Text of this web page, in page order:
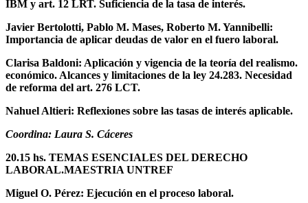
IBM y art. 12 LRT. Suficiencia de la tasa de interés.
Javier Bertolotti, Pablo M. Mases, Roberto M. Yannibelli:
Importancia de aplicar deudas de valor en el fuero laboral.
Clarisa Baldoni: Aplicación y vigencia de la teoría del realismo.
económico. Alcances y limitaciones de la ley 24.283. Necesidad
de reforma del art. 276 LCT.
Nahuel Altieri: Reflexiones sobre las tasas de interés aplicable.
Coordina: Laura S. Cáceres
20.15 hs. TEMAS ESENCIALES DEL DERECHO
LABORAL.MAESTRIA UNTREF
Miguel O. Pérez: Ejecución en el proceso laboral.